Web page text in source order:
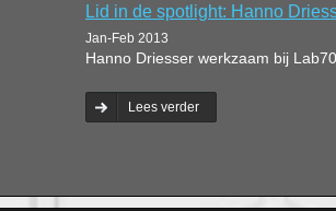
Lid in de spotlight: Hanno
Jan-Feb 2013
Hanno Driesser werkzaam bij
Lees verder